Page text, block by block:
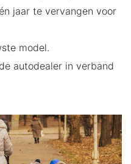
jaar te vervangen voor
model.
autodealer in verband